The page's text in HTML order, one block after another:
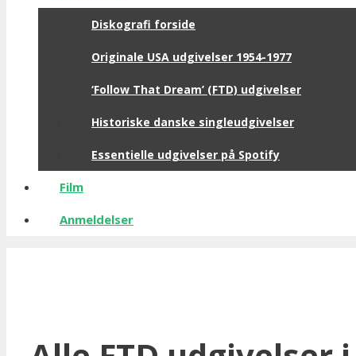
Diskografi forside
Originale USA udgivelser 1954-1977
‘Follow That Dream’ (FTD) udgivelser
Historiske danske singleudgivelser
Essentielle udgivelser på Spotify
Film
Anmeldelser